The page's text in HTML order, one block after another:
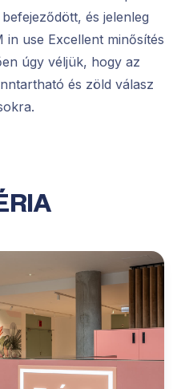
és jelenleg
in use Excellent minősítés
úgy véljük, hogy az
és zöld válasz